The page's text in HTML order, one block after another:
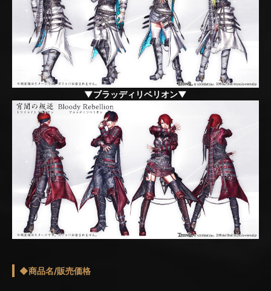
▼ブラッディリベリオン▼
◆商品名/販売価格